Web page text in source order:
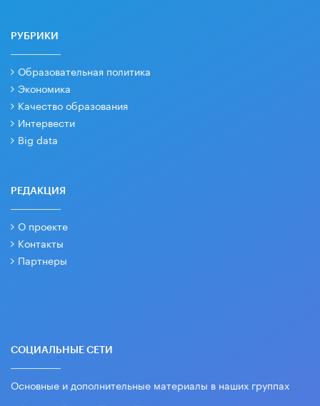
РУБРИКИ
Образовательная политика
Экономика
Качество образования
Интервести
Big data
РЕДАКЦИЯ
О проекте
Контакты
Партнеры
СОЦИАЛЬНЫЕ СЕТИ
Основные и дополнительные материалы в наших группах